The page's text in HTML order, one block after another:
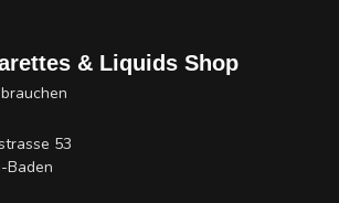
& Liquids Shop
53
Baden